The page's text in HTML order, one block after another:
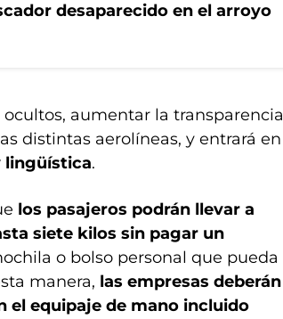
desaparecido en el arroyo
aumentar la transparencia
distintas aerolíneas, y entrará en
lingüística.
los pasajeros podrán llevar a
siete kilos sin pagar un
o bolso personal que pueda
manera, las empresas deberán
el equipaje de mano incluido